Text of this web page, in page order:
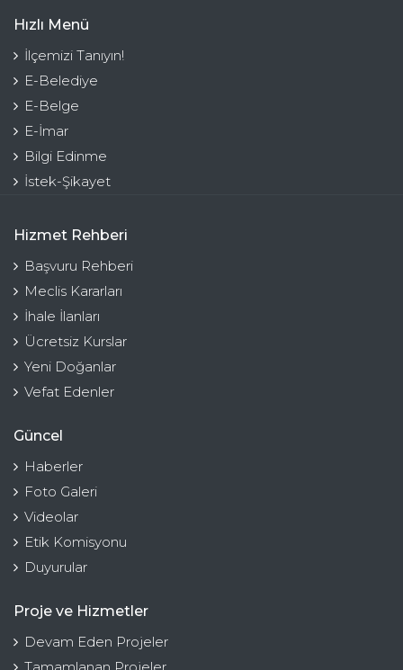
Hızlı Menü
İlçemizi Tanıyın!
E-Belediye
E-Belge
E-İmar
Bilgi Edinme
İstek-Şikayet
Hizmet Rehberi
Başvuru Rehberi
Meclis Kararları
İhale İlanları
Ücretsiz Kurslar
Yeni Doğanlar
Vefat Edenler
Güncel
Haberler
Foto Galeri
Videolar
Etik Komisyonu
Duyurular
Proje ve Hizmetler
Devam Eden Projeler
Tamamlanan Projeler